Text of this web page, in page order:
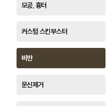
모공, 흉터
커스텀 스킨부스터
비만
문신제거